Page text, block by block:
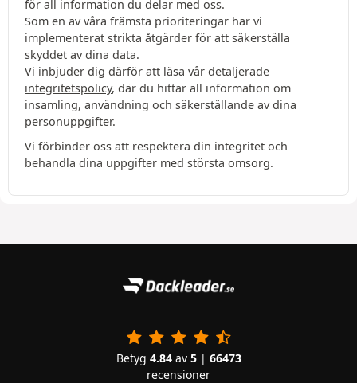
för all information du delar med oss.
Som en av våra främsta prioriteringar har vi
implementerat strikta åtgärder för att säkerställa
skyddet av dina data.
Vi inbjuder dig därför att läsa vår detaljerade
integritetspolicy, där du hittar all information om
insamling, användning och säkerställande av dina
personuppgifter.
Vi förbinder oss att respektera din integritet och
behandla dina uppgifter med största omsorg.
Betyg 4.84av 5| 66473
recensioner